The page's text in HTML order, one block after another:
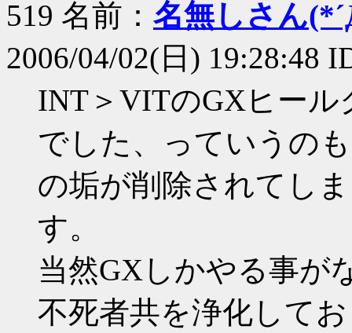
519 名前： 名無しさん
2006/04/02(日) 19:28:48
INT＞VITのGXヒール
でした、っていうの
の垢が削除されてし
す。
当然GXしかやる事が
不死者共を浄化して